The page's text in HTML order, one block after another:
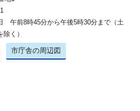
午前8時45分から午後5時30分まで（土
く）
市庁舎の周辺図